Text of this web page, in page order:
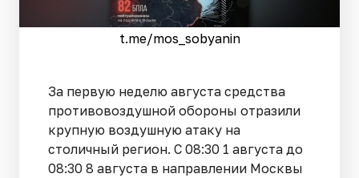
t.me/mos_sobyanin
За первую неделю августа средства
противовоздушной обороны отразили
крупную воздушную атаку на
столичный регион. С 08:30 1 августа до
08:30 8 августа в направлении Москвы